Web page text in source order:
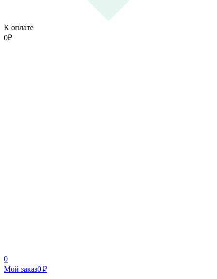
К оплате
0₽
0
Мой заказ0 ₽